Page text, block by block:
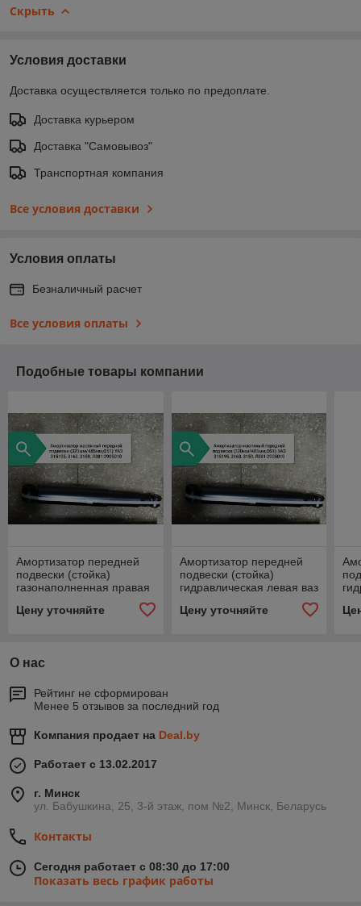
Скрыть
Условия доставки
Доставка осуществляется только по предоплате.
Доставка курьером
Доставка "Самовывоз"
Транспортная компания
Все условия доставки
Условия оплаты
Безналичный расчет
Все условия оплаты
Подобные товары компании
Амортизатор передней
подвески (стойка)
газонаполненная правая
ваз 2170-2172, .AG01360
Цену уточняйте
Амортизатор передней
подвески (стойка)
гидравлическая левая ваз
Цену уточняйте
О нас
Рейтинг не сформирован
Менее 5 отзывов за последний год
Компания продает на Deal.by
Работает с 13.02.2017
г. Минск
ул. Бабушкина, 25, 3-й этаж, пом №2, Минск, Беларусь
Контакты
Сегодня работает с 08:30 до 17:00
Показать весь график работы